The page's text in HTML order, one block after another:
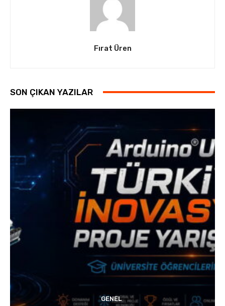
Fırat Üren
SON ÇIKAN YAZILAR
GENEL